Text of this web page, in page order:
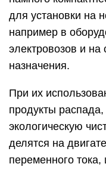
для установки на
например в
электровозов и на
назначения.
При их
продукты распада,
экологическую
делятся на
переменного